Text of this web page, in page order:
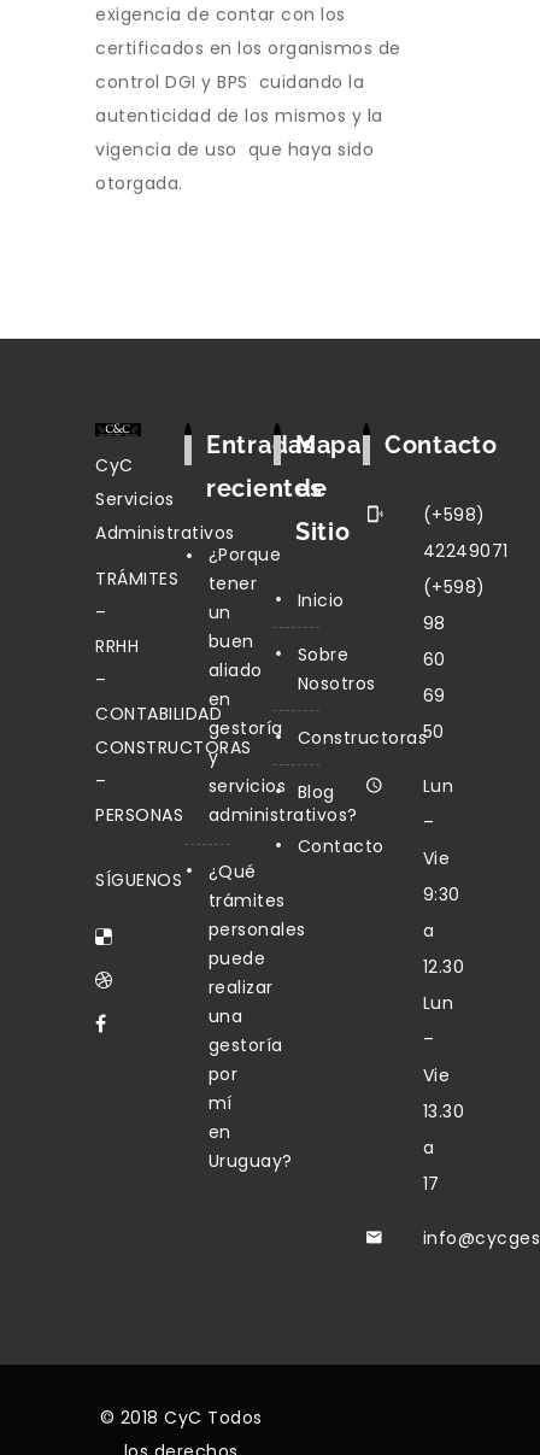
exigencia de contar con los
certificados en los organismos de
control DGI y BPS cuidando la
autenticidad de los mismos y la
vigencia de uso que haya sido
otorgada.
CyC
Servicios
Administrativos
TRÁMITES
–
RRHH
–
CONTABILIDAD
CONSTRUCTORAS
–
PERSONAS
SÍGUENOS
Entradas
recientes
¿Porque
tener
un
buen
aliado
en
gestoría
y
servicios
administrativos?
¿Qué
trámites
personales
puede
realizar
una
gestoría
por
mí
en
Uruguay?
Mapa
de
Sitio
Inicio
Sobre
Nosotros
Constructoras
Blog
Contacto
Contacto
(+598)
42249071
(+598)
98
60
69
50
Lun
–
Vie
9:30
a
12.30
Lun
–
Vie
13.30
a
17
© 2018 CyC Todos